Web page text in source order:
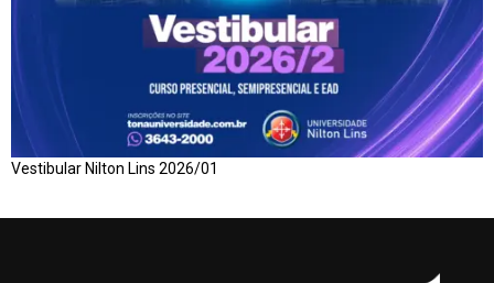
Vestibular Nilton Lins 2026/01